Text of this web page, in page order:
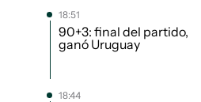
18:51
90+3: final del partido,
ganó Uruguay
18:44